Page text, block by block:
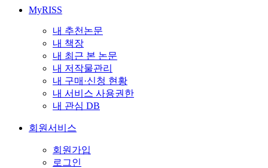
MyRISS
내 추천논문
내 책장
내 최근 본 논문
내 저작물관리
내 구매·신청 현황
내 서비스 사용권한
내 관심 DB
회원서비스
회원가입
로그인